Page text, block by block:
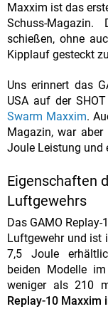
Maxxim ist das
Schuss-
schießen, ohne
Kipplauf gesteckt
Uns erinnert das
USA auf der
Swarm Maxxim.
Magazin, war
Joule Leistung und
Eigenschaften
Luftgewehrs
Das GAMO
Luftgewehr und ist
7,5 Joule
beiden Modelle
weniger als 210
Replay-10 Maxxim